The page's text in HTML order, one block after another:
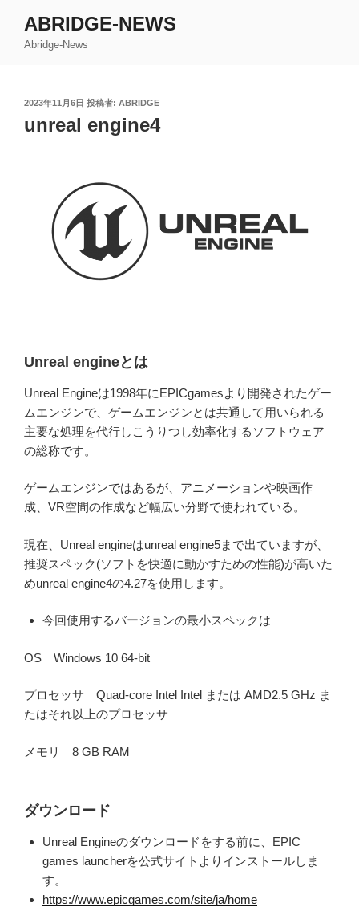
ABRIDGE-NEWS
Abridge-News
投
日:
2023年11月6日 投稿者: ABRIDGE
unreal engine4
Unreal engineとは
Unreal Engineは1998年にEPICgamesより開発されたゲー
ムエンジンで、ゲームエンジンとは共通して用いられる
主要な処理を代行しこうりつし効率化するソフトウェア
の総称です。
ゲームエンジンではあるが、アニメーションや映画作
成、VR空間の作成など幅広い分野で使われている。
現在、Unreal engineはunreal engine5まで出ていますが、
推奨スペック(ソフトを快適に動かすための性能)が高いた
めunreal engine4の4.27を使用します。
今回使用するバージョンの最小スペックは
OS Windows 10 64-bit
プロセッサ Quad-core Intel Intel または AMD2.5 GHz ま
たはそれ以上のプロセッサ
メモリ 8 GB RAM
ダウンロード
Unreal Engineのダウンロードをする前に、EPIC
games launcherを公式サイトよりインストールしま
す。
https://www.epicgames.com/site/ja/home